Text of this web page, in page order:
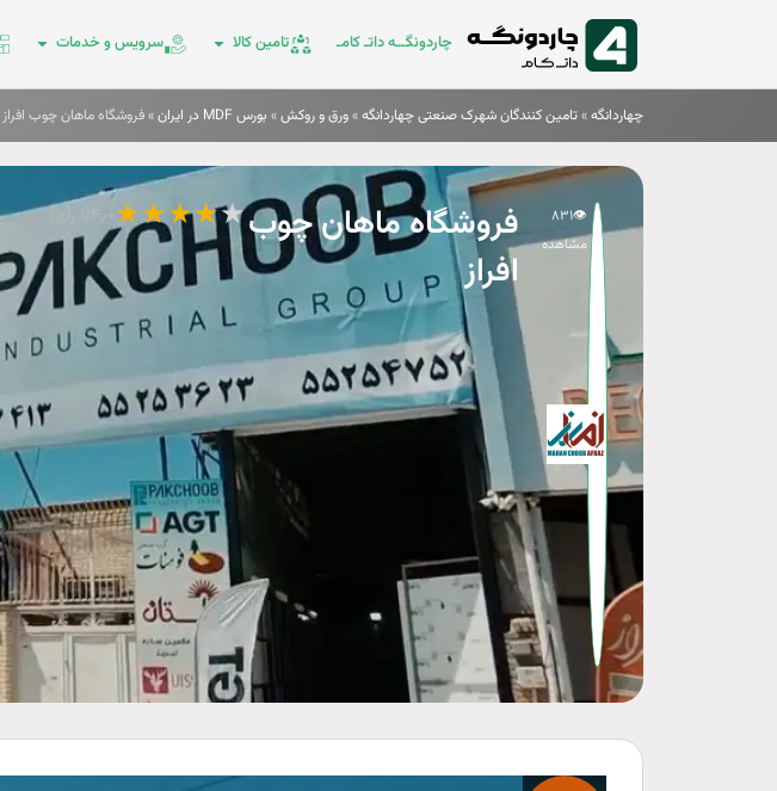
چاردونگــه داتـ کامـ تامین کالا سرویس و خدمات
چهاردانگه»تامین کنندگان شهرک صنعتی چهاردانگه»ورق و روکش» بورس MDF‌ در ایران »فروشگاه ماهان چوب افراز
👁️۸۳۱
مشاهده
فروشگاه ماهان چوب
افراز
★★★★★ ۴٫۰